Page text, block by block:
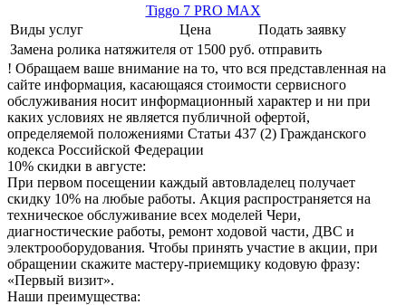
Tiggo 7 PRO MAX
Виды услуг
Цена
Подать заявку
Замена ролика натяжителя от 1500 руб. отправить
! Обращаем ваше внимание на то, что вся представленная на
сайте информация, касающаяся стоимости сервисного
обслуживания носит информационный характер и ни при
каких условиях не является публичной офертой,
определяемой положениями Статьи 437 (2) Гражданского
кодекса Российской Федерации
10% скидки в августе:
При первом посещении каждый автовладелец получает
скидку 10% на любые работы. Акция распространяется на
техническое обслуживание всех моделей Чери,
диагностические работы, ремонт ходовой части, ДВС и
электрооборудования. Чтобы принять участие в акции, при
обращении скажите мастеру-приемщику кодовую фразу:
«Первый визит».
Наши преимущества: